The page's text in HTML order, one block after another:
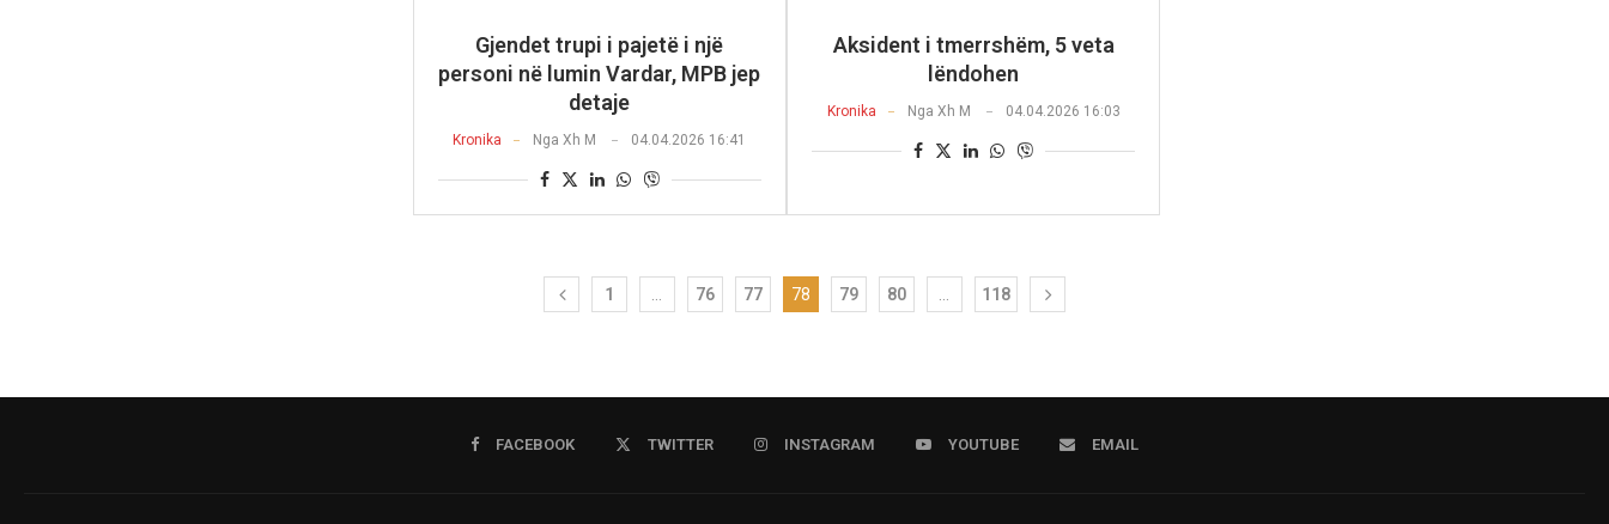
Gjendet trupi i pajetë i një
personi në lumin Vardar, MPB jep
detaje
Kronika NgaXh M 04.04.2026 16:41
Aksident i tmerrshëm, 5 veta
lëndohen
Kronika Nga Xh M 04.04.2026 16:03
1 … 76 77 78 79 80 … 118
FACEBOOK TWITTER INSTAGRAM YOUTUBE EMAIL